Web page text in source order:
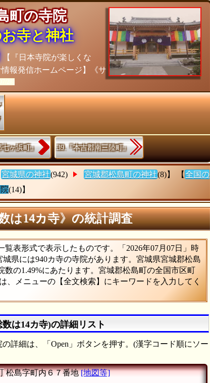
町の寺院
寺と神社
【『日本寺院が楽しくな
報発信ホームページ】《サ
28]
七ヶ浜町』 39.『本吉郡南三陸町』
宮城県の神社(942) 宮城郡松島町の神社(8)】 【 全国の
(14)】
は14カ寺》の統計調査
表形式で表示したものです。「2026年07月07日」時
県には940カ寺の寺院があります。宮城県宮城郡松島
の1.49%にあたります。宮城郡松島町の全国市区町
、メニューの【全文検索】にキーワードを入力してく
は14カ寺)の詳細リスト
詳細は、「Open」ボタンを押す。(漢字コード順にソー
松島字町内６７番地 [地図等]